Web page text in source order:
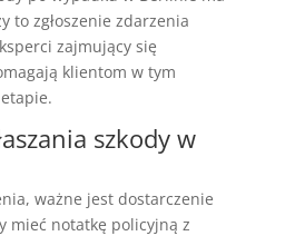
to zgłoszenie zdarzenia
zajmujący się
klientom w tym
szkody w
ważne jest dostarczenie
mieć notatkę policyjną z